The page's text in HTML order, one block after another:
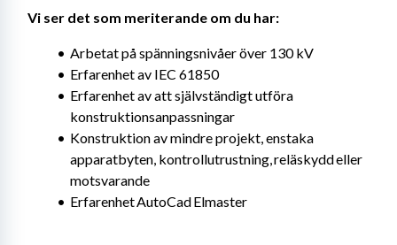
Vi ser det som meriterande om du har:
Arbetat på spänningsnivåer över 130 kV
Erfarenhet av IEC 61850
Erfarenhet av att självständigt utföra
konstruktionsanpassningar
Konstruktion av mindre projekt, enstaka
apparatbyten, kontrollutrustning, reläskydd eller
motsvarande
Erfarenhet AutoCad Elmaster